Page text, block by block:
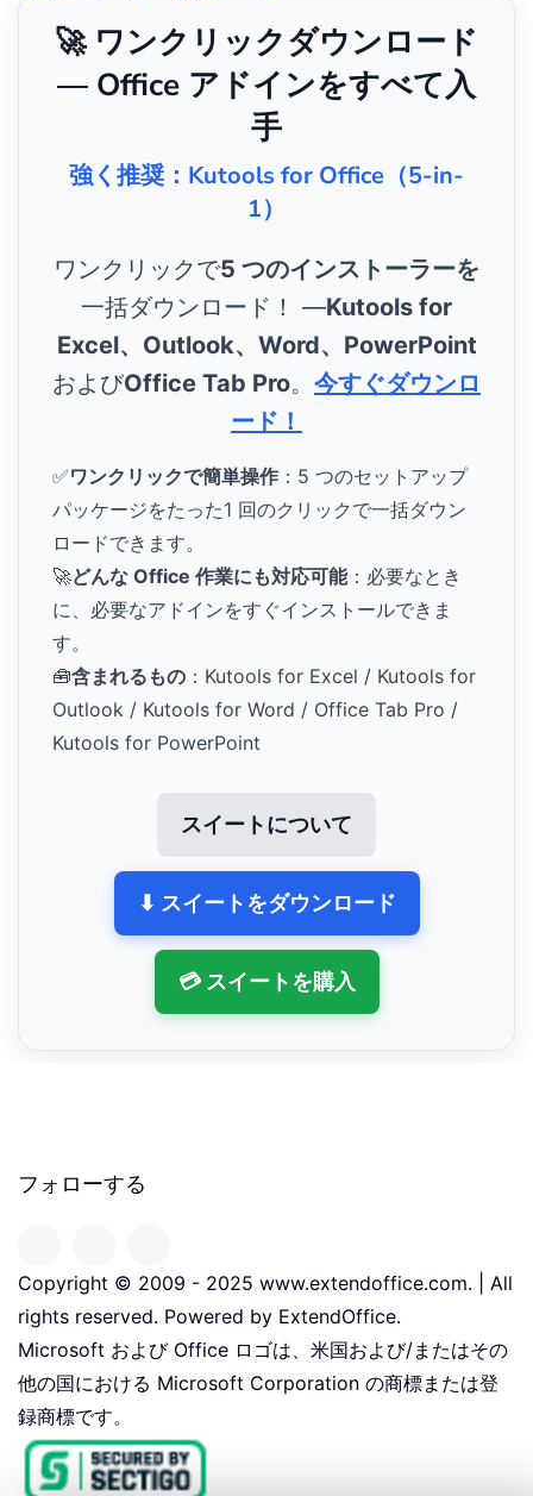
🚀 ワンクリックダウンロード
— Office アドインをすべて入
手
強く推奨：Kutools for Office（5-in-
1）
ワンクリックで5 つのインストーラーを
一括ダウンロード！ ―Kutools for
Excel、Outlook、Word、PowerPoint
およびOffice Tab Pro。 今すぐダウンロ
ード！
✅ワンクリックで簡単操作 ：5 つのセットアップ
パッケージをたった1 回のクリックで一括ダウン
ロードできます。
🚀どんな Office 作業にも対応可能：必要なとき
に、必要なアドインをすぐインストールできま
す。
🧰含まれるもの ：Kutools for Excel / Kutools for
Outlook / Kutools for Word / Office Tab Pro /
Kutools for PowerPoint
スイートについて
⬇ スイートをダウンロード
💳 スイートを購入
フォローする
Copyright © 2009 - 2025 www.extendoffice.com. | All
rights reserved. Powered by ExtendOffice.
Microsoft および Office ロゴは、米国および/またはその
他の国における Microsoft Corporation の商標または登
録商標です。